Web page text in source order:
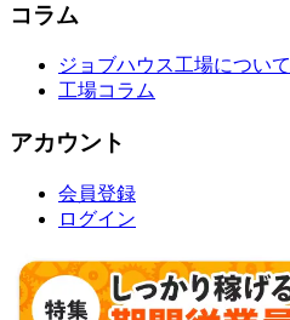
コラム
ジョブハウス工場について
工場コラム
アカウント
会員登録
ログイン